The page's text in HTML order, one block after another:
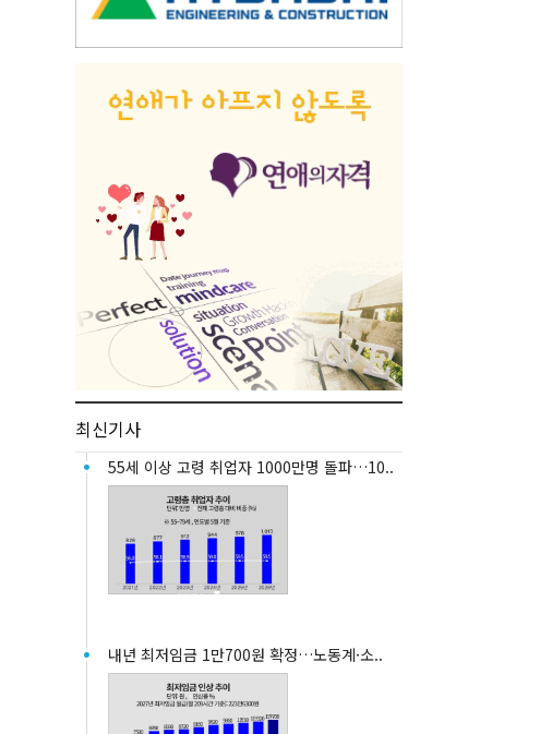
최신기사
55세 이상 고령 취업자 1000만명 돌파…10..
내년 최저임금 1만700원 확정…노동계·소..